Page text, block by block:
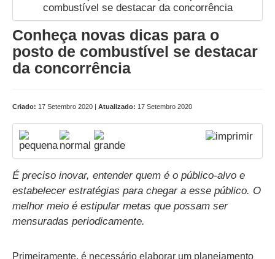
Conheça novas dicas para o
posto de combustível se destacar
da concorrência
Criado: 17 Setembro 2020 | Atualizado: 17 Setembro 2020
É preciso inovar, entender quem é o público-alvo e
estabelecer estratégias para chegar a esse público. O
melhor meio é estipular metas que possam ser
mensuradas periodicamente.
Primeiramente, é necessário elaborar um planejamento